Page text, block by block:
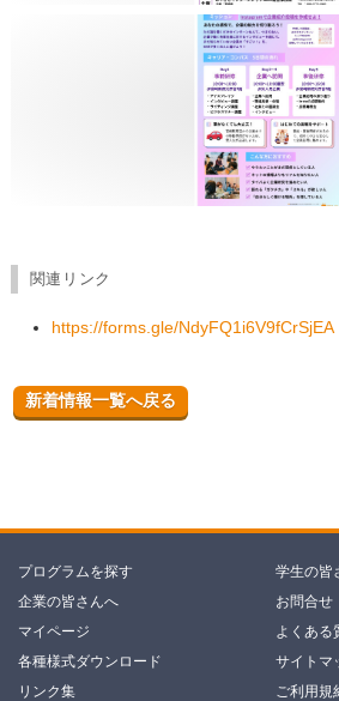
関連リンク
https://forms.gle/NdyFQ1i6V9fCrSjEA
新着情報一覧へ戻る
プログラムを探す
学生の皆
企業の皆さんへ
お問合せ
マイページ
よくある
各種様式ダウンロード
サイトマ
リンク集
ご利用規